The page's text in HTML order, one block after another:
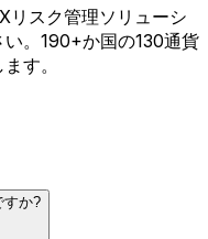
リスク管理ソリューシ
。190+か国の130通貨
す。
すか?